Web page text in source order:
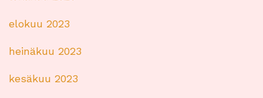
elokuu 2023
heinäkuu 2023
kesäkuu 2023